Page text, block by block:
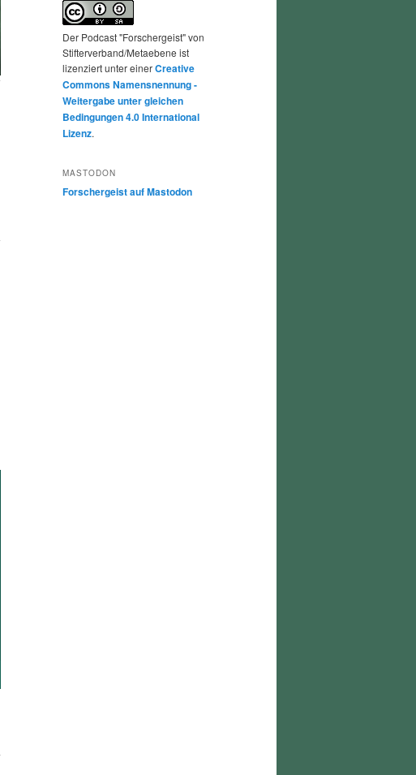
Der Podcast "Forschergeist" von
Stifterverband/Metaebene ist
lizenziert unter einerCreative
Commons Namensnennung -
Weitergabe unter gleichen
Bedingungen 4.0 International
Lizenz.
MASTODON
Forschergeist auf Mastodon